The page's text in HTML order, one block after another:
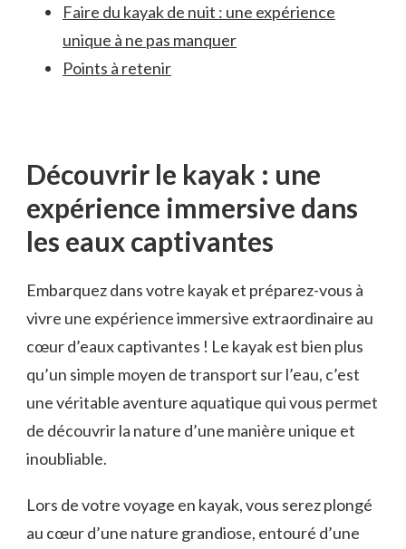
Faire du kayak de nuit : ⁤une expérience
unique​ à ne pas manquer
Points à retenir
Découvrir le kayak : une
expérience immersive dans
les eaux captivantes
Embarquez dans votre kayak et préparez-vous à
vivre une ⁢expérience immersive extraordinaire au⁢
cœur d’eaux captivantes ! Le kayak ‌est bien plus
qu’un simple moyen de transport sur l’eau,⁢ c’est
une véritable ​aventure aquatique qui ⁤vous permet
de découvrir la nature⁢ d’une manière unique et
inoubliable.
Lors ​de votre voyage en kayak,⁤ vous serez plongé
au cœur d’une nature grandiose, entouré d’une​